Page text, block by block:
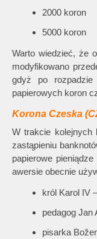
2000 koron
5000 koron
Warto wiedzieć, że
modyfikowano
gdyż po rozpadzie
papierowych koron
Korona Czeska
W trakcie kolejnych
zastąpieniu
papierowe
awersie obecnie
król Karol IV
pedagog Jan
pisarka